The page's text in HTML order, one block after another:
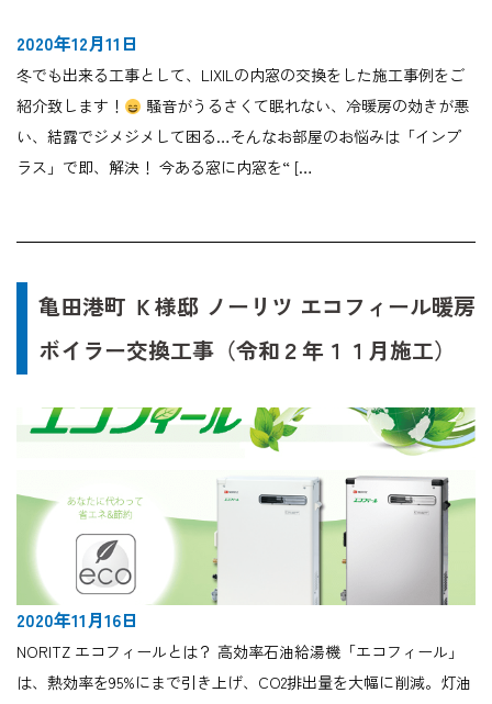
2020年12月11日
冬でも出来る工事として、LIXILの内窓の交換をした施工事例をご
紹介致します！
騒音がうるさくて眠れない、冷暖房の効きが悪
い、結露でジメジメして困る…そんなお部屋のお悩みは「インプ
ラス」で即、解決！ 今ある窓に内窓を“ […
亀田港町 Ｋ様邸 ノーリツ エコフィール暖房
ボイラー交換工事（令和２年１１月施工）
2020年11月16日
NORITZ エコフィールとは？ 高効率石油給湯機「エコフィール」
は、熱効率を95%にまで引き上げ、CO2排出量を大幅に削減。灯油